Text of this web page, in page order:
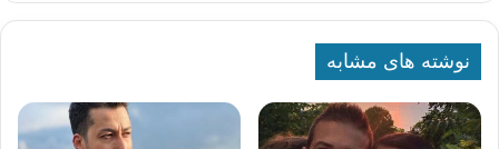
نوشته های مشابه